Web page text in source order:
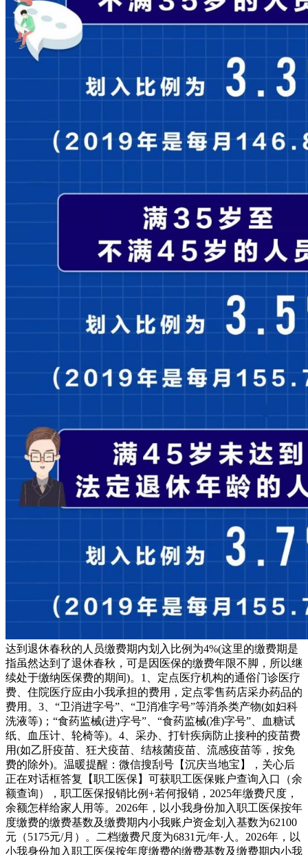
达到退休春秋的人员缴费期内划入比例为4%(这里的缴费期是
指虽然达到了退休春秋，可是因医保的缴费年限不脚，所以继
续处于缴纳医保费的期间)。1、定点医疗机构的通俗门诊医疗
费、住院医疗应由小我承担的费用，定点零售药店采办药品的
费用。3、“卫消进字号”、“卫消准字号”等消杀类产物(如妇科
洗液等)；“食药监械(进)字号”、“食药监械(准)字号”、血糖试
纸、血压计、轮椅等)。4、采办、打针疾病防止接种的疫苗费
用(如乙肝疫苗、狂犬疫苗、结核菌疫苗、流感疫苗等，按免
费的除外)。温暖提醒：微信搜刮号【沉庆当地宝】，关心后
正在对话框答复【职工医保】可获职工医保账户查询入口（余
额查询），职工医保报销比例+若何报销，2025年缴费尺度，
余额怎样给家人用等。2026年，以小我身份加入职工医保按年
度缴费的缴费基数及缴费期内小我账户资金划入基数为62100
元（5175元/月）。二档缴费尺度为6831元/年·人。2026年，以
小我身份加入职工医保按年度缴费的缴费基数及缴费期内小我